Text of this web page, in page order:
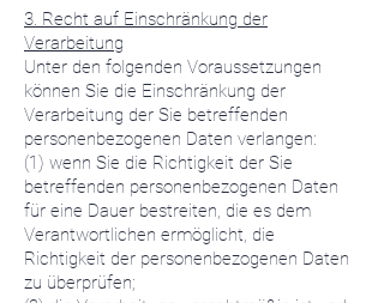
3. Recht auf Einschränkung der
Verarbeitung
Unter den folgenden Voraussetzungen
können Sie die Einschränkung der
Verarbeitung der Sie betreffenden
personenbezogenen Daten verlangen:
(1) wenn Sie die Richtigkeit der Sie
betreffenden personenbezogenen Daten
für eine Dauer bestreiten, die es dem
Verantwortlichen ermöglicht, die
Richtigkeit der personenbezogenen Daten
zu überprüfen;